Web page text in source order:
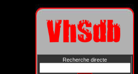
Recherche directe